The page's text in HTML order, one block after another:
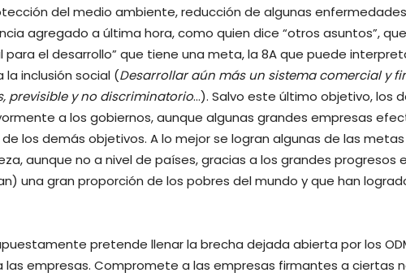
del medio ambiente, reducción de algunas
agregado a última hora, como quien dice “otros asuntos”,
para el desarrollo” que tiene una meta, la 8A que puede
inclusión social (Desarrollar aún más un sistema comercial y
previsible y no discriminatorio…). Salvo este último objetivo, los
a los gobiernos, aunque algunas grandes empresas
los demás objetivos. A lo mejor se logran algunas de las
aunque no a nivel de países, gracias a los grandes progresos
una gran proporción de los pobres del mundo y que han
pretende llenar la brecha dejada abierta por los
empresas. Compromete a las empresas firmantes a ciertas